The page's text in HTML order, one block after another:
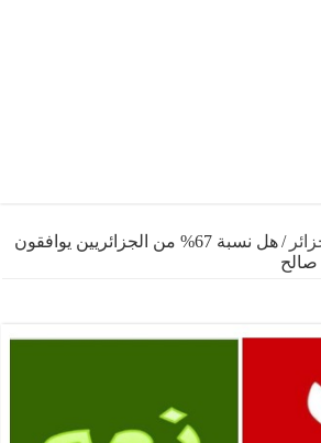
هل نسبة 67% من الجزائريين يوافقون